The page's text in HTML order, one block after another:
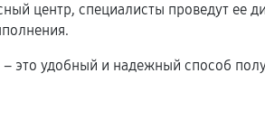
центр, специалисты проведут ее
– это удобный и надежный способ